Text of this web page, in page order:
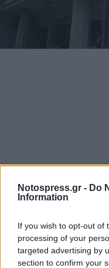
Notospress.gr - Do
Information
If you wish to opt-out of
processing of your
targeted advertising by
section to confirm your